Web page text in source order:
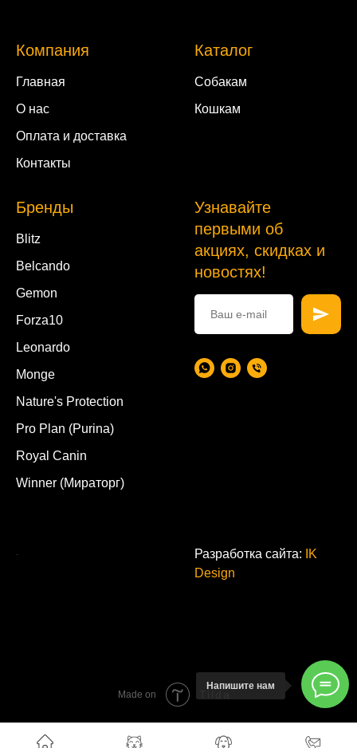
Компания
Главная
О нас
Оплата и доставка
Контакты
Каталог
Собакам
Кошкам
Бренды
Blitz
Belcando
Gemon
Forza10
Leonardo
Monge
Nature's Protection
Pro Plan (Purina)
Royal Canin
Winner (Мираторг)
Узнавайте
первыми об
акциях, скидках и
новостях!
Разработка сайта:
IK
Design
Напишите нам
Made on